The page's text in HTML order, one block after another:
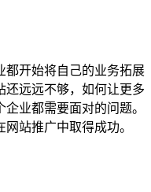
都开始将自己的业务拓展
还远远不够，如何让更多
业都需要面对的问题。
站推广中取得成功。